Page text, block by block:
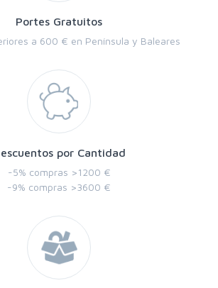
Portes Gratuitos
a 600 € en Península y Baleares
por Cantidad
-5% compras >1200 €
-9% compras >3600 €